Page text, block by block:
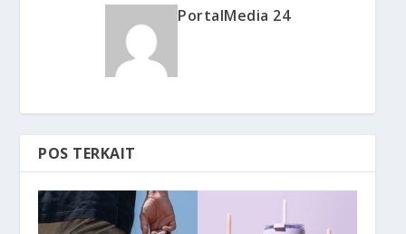
PortalMedia 24
POS TERKAIT